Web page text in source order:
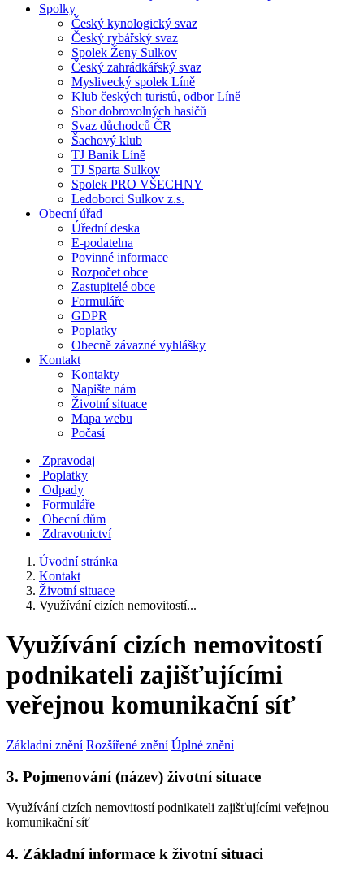
Spolky
Český kynologický svaz
Český rybářský svaz
Spolek Ženy Sulkov
Český zahrádkářský svaz
Myslivecký spolek Líně
Klub českých turistů, odbor Líně
Sbor dobrovolných hasičů
Svaz důchodců ČR
Šachový klub
TJ Baník Líně
TJ Sparta Sulkov
Spolek PRO VŠECHNY
Ledoborci Sulkov z.s.
Obecní úřad
Úřední deska
E-podatelna
Povinné informace
Rozpočet obce
Zastupitelé obce
Formuláře
GDPR
Poplatky
Obecně závazné vyhlášky
Kontakt
Kontakty
Napište nám
Životní situace
Mapa webu
Počasí
Zpravodaj
Poplatky
Odpady
Formuláře
Obecní dům
Zdravotnictví
Úvodní stránka
Kontakt
Životní situace
Využívání cizích nemovitostí...
Využívání cizích nemovitostí
podnikateli zajišťujícími
veřejnou komunikační síť
Základní znění Rozšířené znění Úplné znění
3. Pojmenování (název) životní situace
Využívání cizích nemovitostí podnikateli zajišťujícími veřejnou
komunikační síť
4. Základní informace k životní situaci